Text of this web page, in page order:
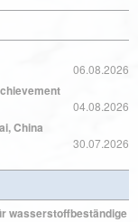
06.08.2026
04.08.2026
China
30.07.2026
wasserstoffbeständige